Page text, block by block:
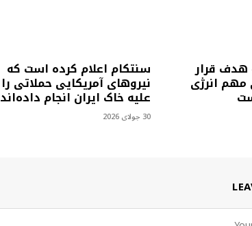
هدف قرار
مهم انرژی
سنتکام اعلام کرده است که
نیروهای آمریکایی حملاتی را
علیه خاک ایران انجام داده‌اند
30 جولای 2026